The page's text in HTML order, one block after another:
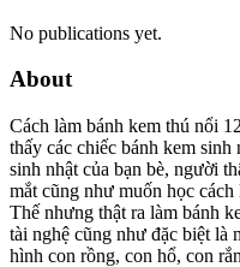
No publications yet.
About
Cách làm bánh kem thú nổi
thấy các chiếc bánh kem
sinh nhật của bạn bè, người
mắt cũng như muốn học
Thế nhưng thật ra làm bánh
tài nghệ cũng như đặc biệt là
hình con rồng, con hổ, con